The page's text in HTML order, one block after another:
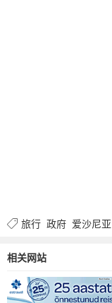
旅行 政府 爱沙尼亚
相关网站